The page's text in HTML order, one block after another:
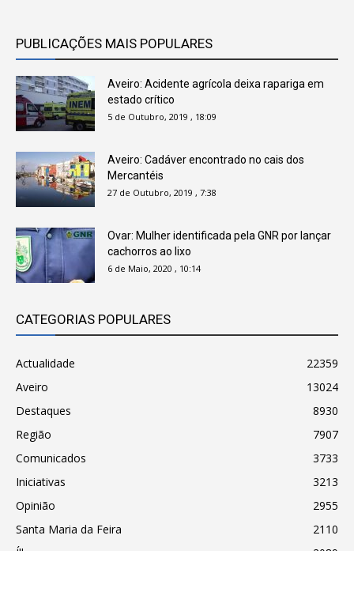
PUBLICAÇÕES MAIS POPULARES
Aveiro: Acidente agrícola deixa rapariga em
estado crítico
5 de Outubro, 2019 , 18:09
Aveiro: Cadáver encontrado no cais dos
Mercantéis
27 de Outubro, 2019 , 7:38
Ovar: Mulher identificada pela GNR por lançar
cachorros ao lixo
6 de Maio, 2020 , 10:14
CATEGORIAS POPULARES
Actualidade
22359
Aveiro
13024
Destaques
8930
Região
7907
Comunicados
3733
Iniciativas
3213
Opinião
2955
Santa Maria da Feira
2110
Ílhavo
2089